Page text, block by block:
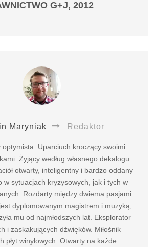
G+J, 2012
Maryniak Redaktor
optymista. Uparciuch kroczący swoimi
Żyjący według własnego dekalogu.
otwarty, inteligentny i bardzo oddany
w sytuacjach kryzysowych, jak i tych w
Rozdarty między dwiema pasjami
dyplomowanym magistrem i muzyką,
mu od najmłodszych lat. Eksplorator
i zaskakujących dźwięków. Miłośnik
płyt winylowych. Otwarty na każde